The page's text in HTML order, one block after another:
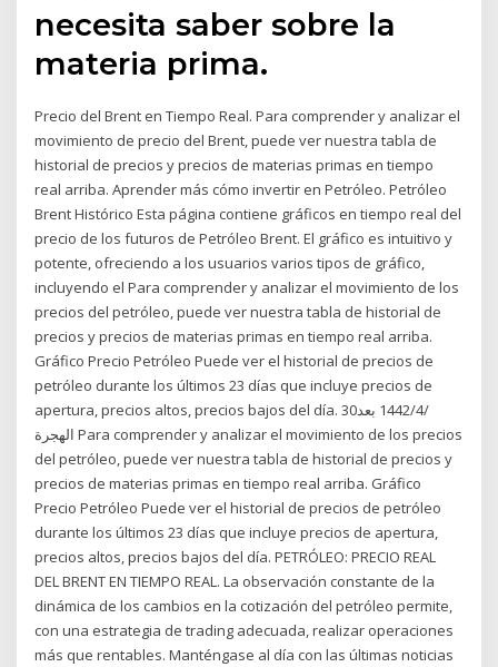
necesita saber sobre la
materia prima.
Precio del Brent en Tiempo Real. Para comprender y analizar el
movimiento de precio del Brent, puede ver nuestra tabla de
historial de precios y precios de materias primas en tiempo
real arriba. Aprender más cómo invertir en Petróleo. Petróleo
Brent Histórico Esta página contiene gráficos en tiempo real del
precio de los futuros de Petróleo Brent. El gráfico es intuitivo y
potente, ofreciendo a los usuarios varios tipos de gráfico,
incluyendo el Para comprender y analizar el movimiento de los
precios del petróleo, puede ver nuestra tabla de historial de
precios y precios de materias primas en tiempo real arriba.
Gráfico Precio Petróleo Puede ver el historial de precios de
petróleo durante los últimos 23 días que incluye precios de
apertura, precios altos, precios bajos del día. 30‏‏/4‏‏/1442 بعد
الهجرة Para comprender y analizar el movimiento de los precios
del petróleo, puede ver nuestra tabla de historial de precios y
precios de materias primas en tiempo real arriba. Gráfico
Precio Petróleo Puede ver el historial de precios de petróleo
durante los últimos 23 días que incluye precios de apertura,
precios altos, precios bajos del día. PETRÓLEO: PRECIO REAL
DEL BRENT EN TIEMPO REAL. La observación constante de la
dinámica de los cambios en la cotización del petróleo permite,
con una estrategia de trading adecuada, realizar operaciones
más que rentables. Manténgase al día con las últimas noticias